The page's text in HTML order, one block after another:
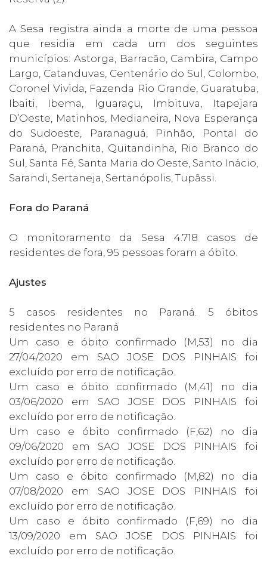
A Sesa registra ainda a morte de uma pessoa
que residia em cada um dos seguintes
municípios: Astorga, Barracão, Cambira, Campo
Largo, Catanduvas, Centenário do Sul, Colombo,
Coronel Vivida, Fazenda Rio Grande, Guaratuba,
Ibaiti, Ibema, Iguaraçu, Imbituva, Itapejara
D’Oeste, Matinhos, Medianeira, Nova Esperança
do Sudoeste, Paranaguá, Pinhão, Pontal do
Paraná, Pranchita, Quitandinha, Rio Branco do
Sul, Santa Fé, Santa Maria do Oeste, Santo Inácio,
Sarandi, Sertaneja, Sertanópolis, Tupãssi.
Fora do Paraná
O monitoramento da Sesa 4.718 casos de
residentes de fora, 95 pessoas foram a óbito.
Ajustes
5 casos residentes no Paraná. 5 óbitos
residentes no Paraná
Um caso e óbito confirmado (M,53) no dia
27/04/2020 em SAO JOSE DOS PINHAIS foi
excluído por erro de notificação.
Um caso e óbito confirmado (M,41) no dia
03/06/2020 em SAO JOSE DOS PINHAIS foi
excluído por erro de notificação.
Um caso e óbito confirmado (F,62) no dia
09/06/2020 em SAO JOSE DOS PINHAIS foi
excluído por erro de notificação.
Um caso e óbito confirmado (M,82) no dia
07/08/2020 em SAO JOSE DOS PINHAIS foi
excluído por erro de notificação.
Um caso e óbito confirmado (F,69) no dia
13/09/2020 em SAO JOSE DOS PINHAIS foi
excluído por erro de notificação.